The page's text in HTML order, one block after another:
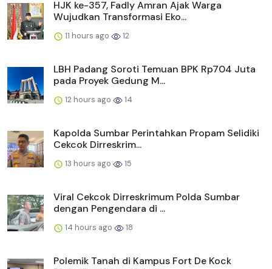
HJK ke-357, Fadly Amran Ajak Warga
Wujudkan Transformasi Eko...
11 hours ago 12
LBH Padang Soroti Temuan BPK Rp704 Juta
pada Proyek Gedung M...
12 hours ago 14
Kapolda Sumbar Perintahkan Propam Selidiki
Cekcok Dirreskrim...
13 hours ago 15
Viral Cekcok Dirreskrimum Polda Sumbar
dengan Pengendara di ...
14 hours ago 18
Polemik Tanah di Kampus Fort De Kock